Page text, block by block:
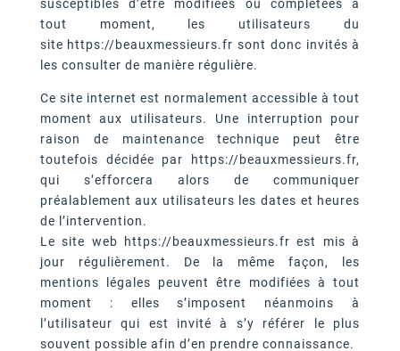
susceptibles d’être modifiées ou complétées à
tout moment, les utilisateurs du
site https://beauxmessieurs.fr sont donc invités à
les consulter de manière régulière.
Ce site internet est normalement accessible à tout
moment aux utilisateurs. Une interruption pour
raison de maintenance technique peut être
toutefois décidée par https://beauxmessieurs.fr,
qui s’efforcera alors de communiquer
préalablement aux utilisateurs les dates et heures
de l’intervention.
Le site web https://beauxmessieurs.fr est mis à
jour régulièrement. De la même façon, les
mentions légales peuvent être modifiées à tout
moment : elles s’imposent néanmoins à
l’utilisateur qui est invité à s’y référer le plus
souvent possible afin d’en prendre connaissance.